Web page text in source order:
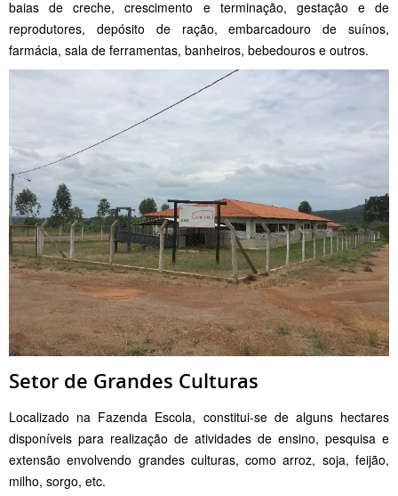
baias de creche, crescimento e terminação, gestação e de
reprodutores, depósito de ração, embarcadouro de suínos,
farmácia, sala de ferramentas, banheiros, bebedouros e outros.
Setor de Grandes Culturas
Localizado na Fazenda Escola, constitui-se de alguns hectares
disponíveis para realização de atividades de ensino, pesquisa e
extensão envolvendo grandes culturas, como arroz, soja, feijão,
milho, sorgo, etc.